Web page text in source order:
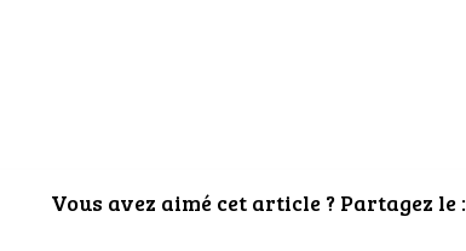
Vous avez aimé cet article ? Partagez le :